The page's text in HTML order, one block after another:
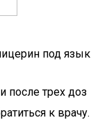
под язык
после трех доз
к врачу.